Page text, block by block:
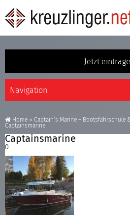
Jetzt
Home » Captain’s Marine – Bootsfahrschule
Captainsmarine
Captainsmarine
0